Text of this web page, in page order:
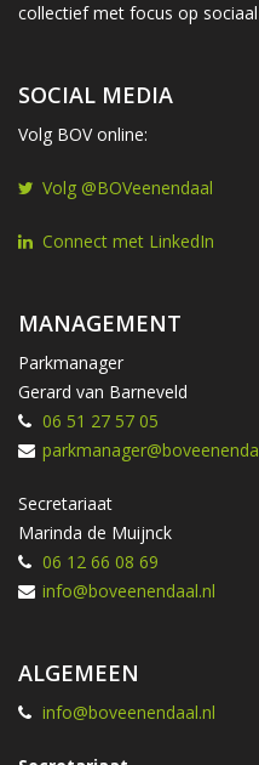
collectief met focus op
SOCIAL MEDIA
Volg BOV online:
Volg @BOVeenendaal
Connect met LinkedIn
MANAGEMENT
Parkmanager
Gerard van Barneveld
06 51 27 57 05
Secretariaat
Marinda de Muijnck
06 12 66 08 69
info@boveenendaal.nl
ALGEMEEN
info@boveenendaal.nl